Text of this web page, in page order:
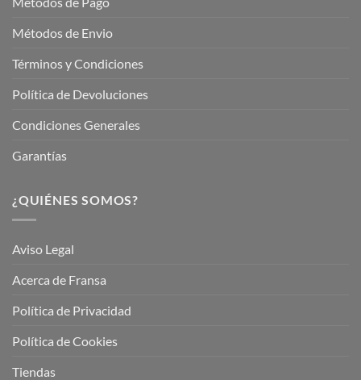
Métodos de Envio
Términos y Condiciones
Política de Devoluciones
Condiciones Generales
Garantías
¿QUIÉNES SOMOS?
Aviso Legal
Acerca de Fransa
Política de Privacidad
Política de Cookies
Tiendas